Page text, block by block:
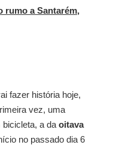
rumo a Santarém,
fazer história hoje,
vez, uma
bicicleta, a da oitava
no passado dia 6